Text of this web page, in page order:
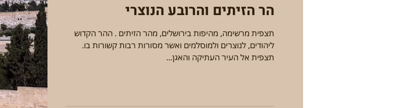
הר הזיתים והרובע הנוצרי
תצפית מרשימה, מהיפות בירושלים, מהר הזיתים . ההר הקדוש
ליהודים, לנוצרים ולמוסלמים ואשר מסורות רבות קשורות בו.
תצפית אל העיר העתיקה והאגן...